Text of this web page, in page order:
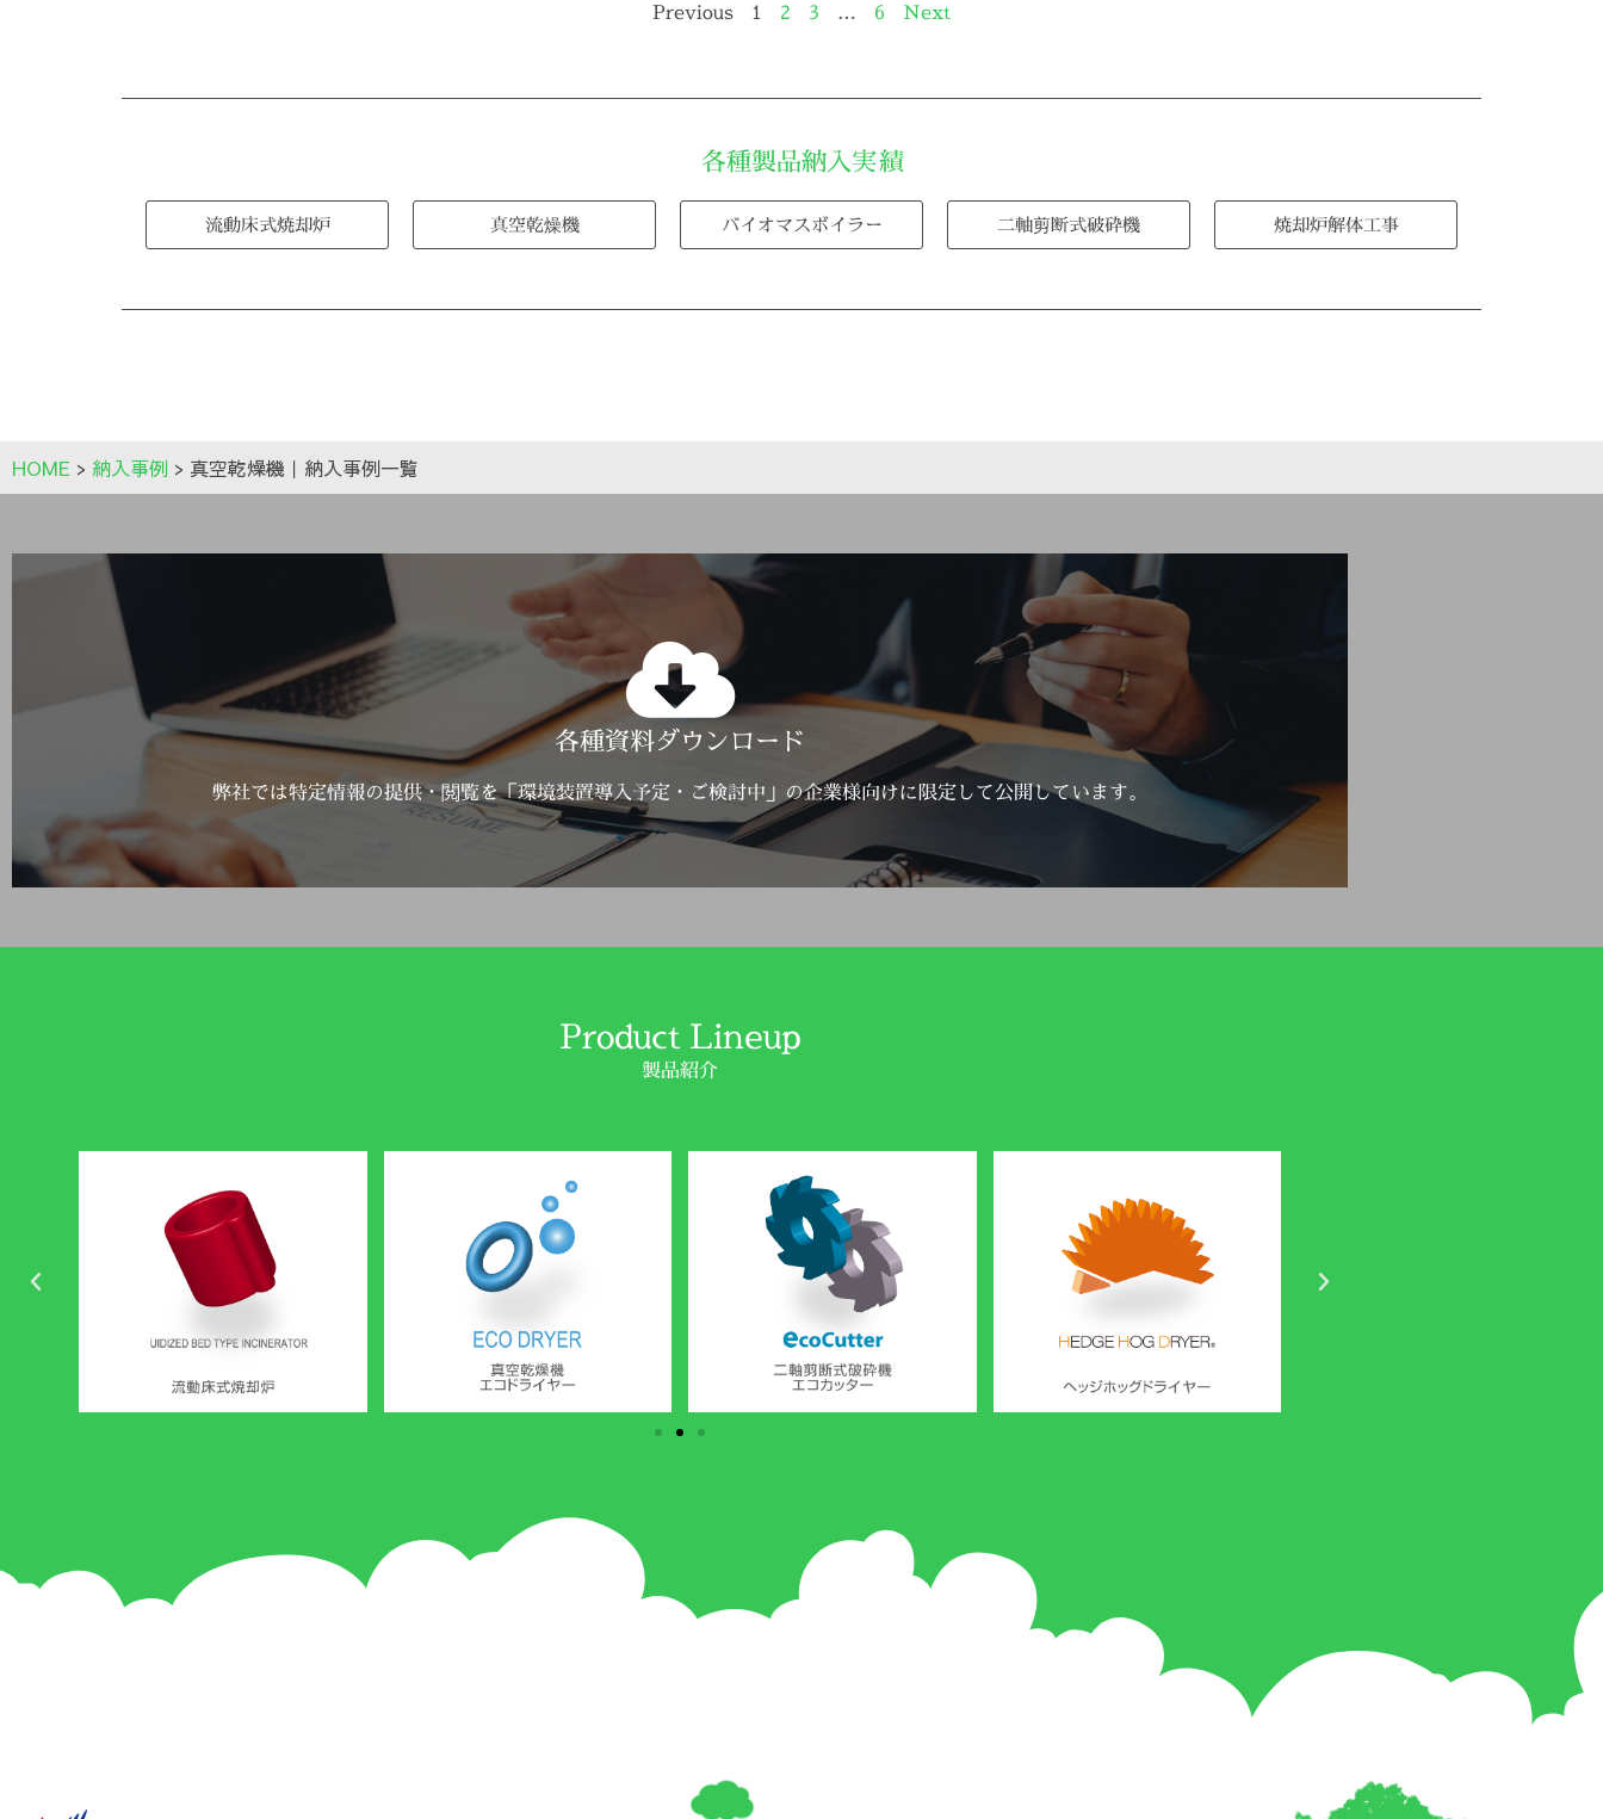
Previous 1 2 3 … 6 Next
各種製品納入実績
流動床式焼却炉 真空乾燥機 バイオマスボイラー 二軸剪断式破砕機 焼却炉解体工事
HOME > 納入事例 > 真空乾燥機｜納入事例一覧
各種資料ダウンロード
弊社では特定情報の提供・閲覧を「環境装置導入予定・ご検討中」の企業様向けに限定して公開しています。
詳しくはこちら
Click Here
Product Lineup
製品紹介